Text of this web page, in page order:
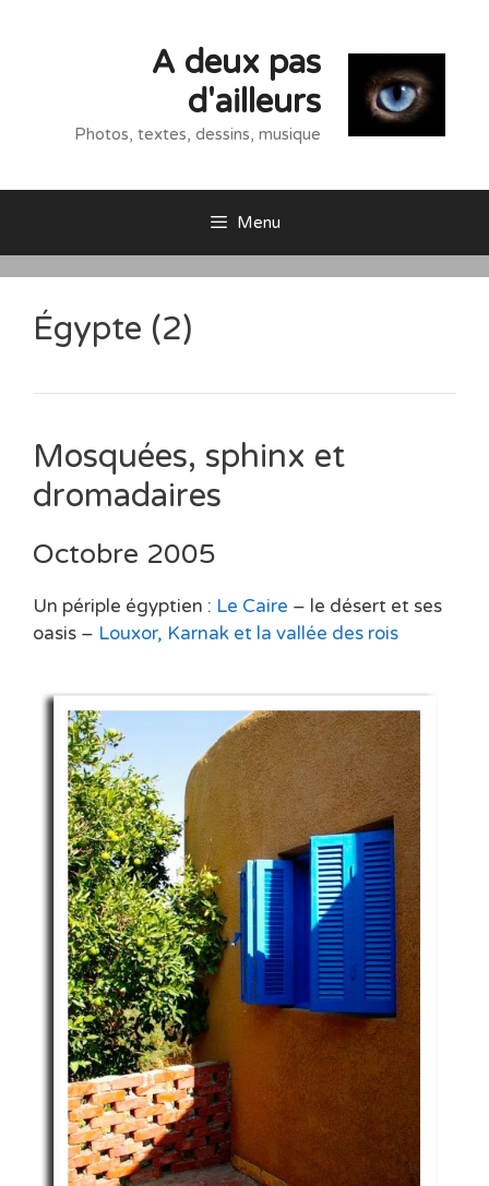
A deux pas
d'ailleurs
Photos, textes, dessins, musique
Menu
Égypte (2)
Mosquées, sphinx et
dromadaires
Octobre 2005
Un périple égyptien : Le Caire – le désert et ses
oasis – Louxor, Karnak et la vallée des rois